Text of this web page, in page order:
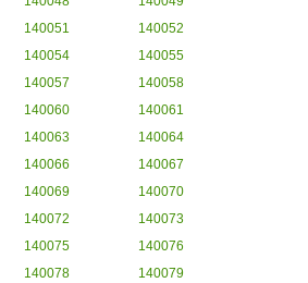
140051
140052
140054
140055
140057
140058
140060
140061
140063
140064
140066
140067
140069
140070
140072
140073
140075
140076
140078
140079